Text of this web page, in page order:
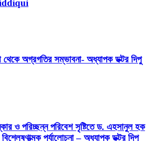
থেকে অগ্রগতির সম্ভাবনা- অধ্যাপক ডক্টর দিপু
ও পরিচ্ছন্ন পরিবেশ সৃষ্টিতে ড. এহসানুল হক
পর্যালোচনা – অধ্যাপক ডক্টর দিপু